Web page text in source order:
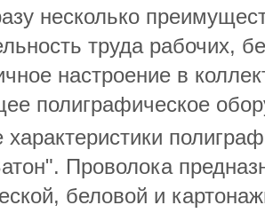
несколько
труда рабочих,
настроение в
полиграфическое
характеристики
Проволока
беловой и